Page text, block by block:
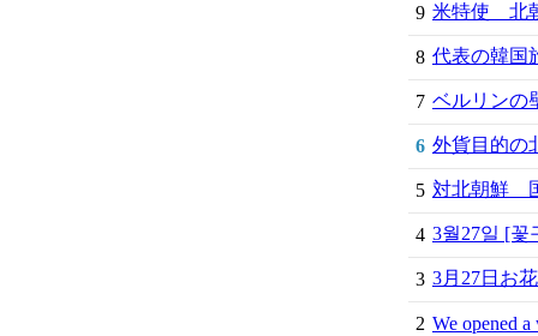
9 米特使 北
8 代表の韓国
7 ベルリンの
6 外貨目的
5 対北朝鮮
4 3월27일 [꽃
3 3月27日お
2 We opened